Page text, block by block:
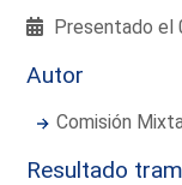
Presentado
Autor
Comisión
Resultado